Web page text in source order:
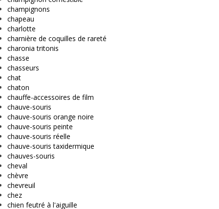
champignons
chapeau
charlotte
charnière de coquilles de rareté
charonia tritonis
chasse
chasseurs
chat
chaton
chauffe-accessoires de film
chauve-souris
chauve-souris orange noire
chauve-souris peinte
chauve-souris réelle
chauve-souris taxidermique
chauves-souris
cheval
chèvre
chevreuil
chez
chien feutré à l'aiguille